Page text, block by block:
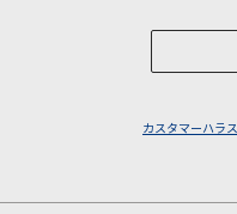
カスタマーハラ